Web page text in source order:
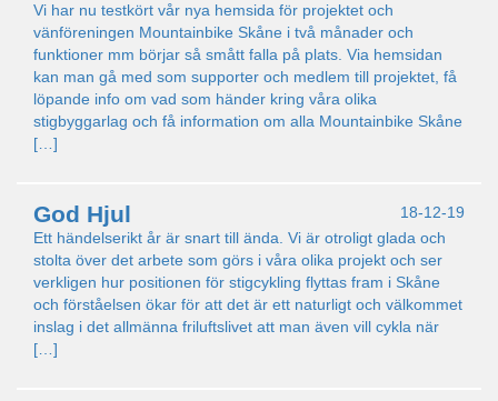
Vi har nu testkört vår nya hemsida för projektet och
vänföreningen Mountainbike Skåne i två månader och
funktioner mm börjar så smått falla på plats. Via hemsidan
kan man gå med som supporter och medlem till projektet, få
löpande info om vad som händer kring våra olika
stigbyggarlag och få information om alla Mountainbike Skåne
[…]
18-12-19
God Hjul
Ett händelserikt år är snart till ända. Vi är otroligt glada och
stolta över det arbete som görs i våra olika projekt och ser
verkligen hur positionen för stigcykling flyttas fram i Skåne
och förståelsen ökar för att det är ett naturligt och välkommet
inslag i det allmänna friluftslivet att man även vill cykla när
[…]